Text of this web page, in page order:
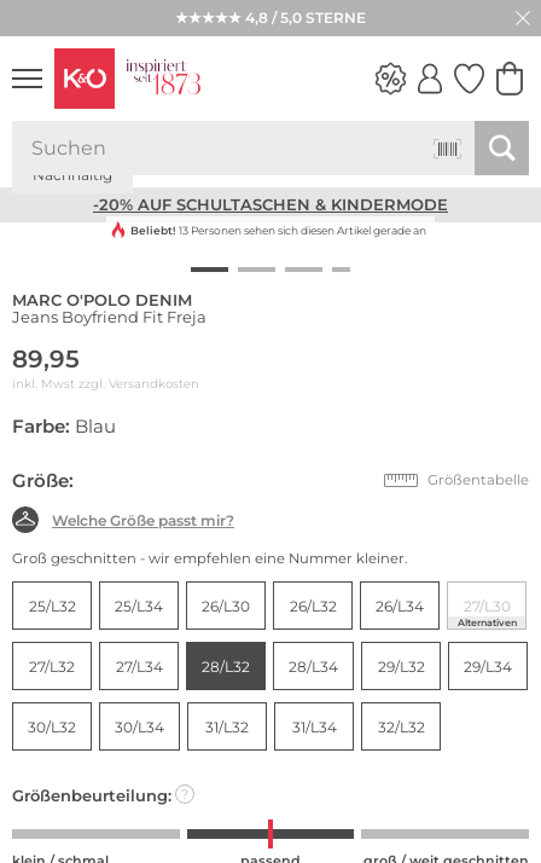
★★★★★ 4,8 / 5,0 STERNE
NEW IN
-20% AUF SCHULTASCHEN & KINDERMODE
Nachhaltig
Beliebt! 13 Personen sehen sich diesen Artikel gerade an
MARC O'POLO DENIM
Jeans Boyfriend Fit Freja
89,95
inkl. Mwst zzgl. Versandkosten
Farbe: Blau
Größe: Größentabelle
Welche Größe passt mir?
Groß geschnitten - wir empfehlen eine Nummer kleiner.
25/L32 25/L34 26/L30 26/L32 26/L34 27/L30
Alternativen
27/L32 27/L34 28/L32 28/L34 29/L32 29/L34
30/L32 30/L34 31/L32 31/L34 32/L32
Größenbeurteilung: ?